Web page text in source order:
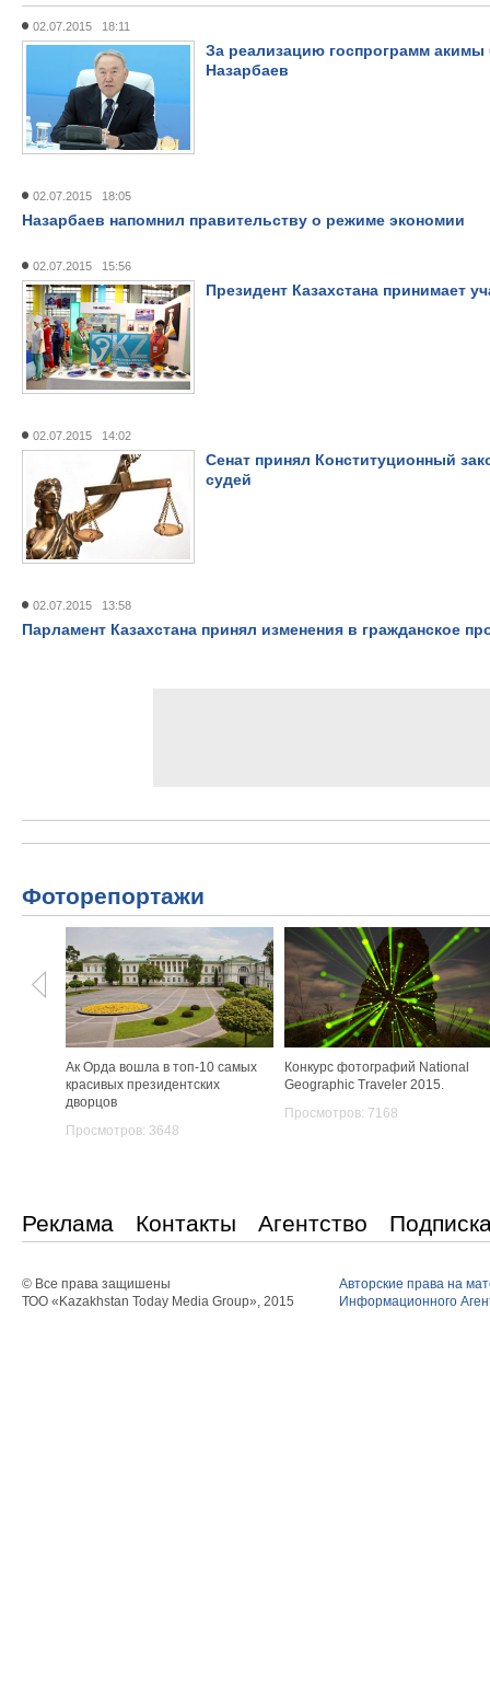
02.07.2015 18:11
За реализацию госпрограмм акимы
Назарбаев
02.07.2015 18:05
Назарбаев напомнил правительству о режиме экономии
02.07.2015 15:56
Президент Казахстана принимает
02.07.2015 14:02
Сенат принял Конституционный
судей
02.07.2015 13:58
Парламент Казахстана принял изменения в гражданское
Фоторепортажи
Ак Орда вошла в топ-10 самых
красивых президентских
дворцов
Просмотров: 3648
Конкурс фотографий National
Geographic Traveler 2015.
Просмотров: 7168
Реклама Контакты Агентство
© Все права защишены
ТОО «Kazakhstan Today Media Group», 2015
Авторские права на
Информационного